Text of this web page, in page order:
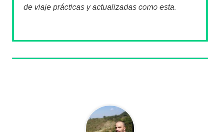
de viaje prácticas y actualizadas como esta.